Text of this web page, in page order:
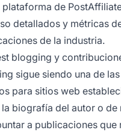
de
detallados y métricas
de la industria.
blogging y
sigue siendo una de
para sitios web
biografía del autor o
a publicaciones